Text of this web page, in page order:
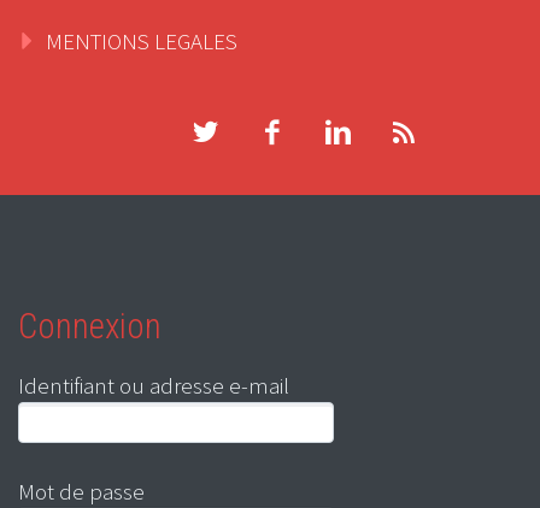
MENTIONS LEGALES
Connexion
Identifiant ou adresse e-mail
Mot de passe